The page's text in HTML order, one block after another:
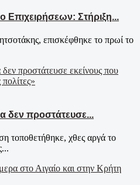
Επιχειρήσεων: Στήριξη...
επισκέφθηκε το πρωί το
δεν προστάτευσε...
τοποθετήθηκε, χθες αργά το